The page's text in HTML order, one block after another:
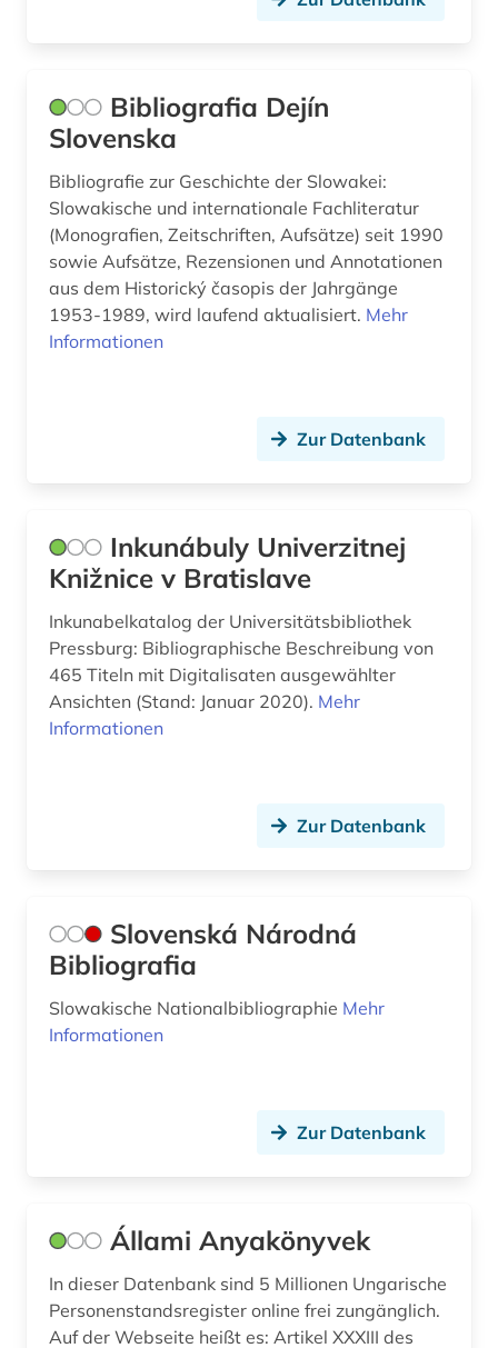
Bibliografia Dejín
Slovenska
Bibliografie zur Geschichte der Slowakei:
Slowakische und internationale Fachliteratur
(Monografien, Zeitschriften, Aufsätze) seit 1990
sowie Aufsätze, Rezensionen und Annotationen
aus dem Historický časopis der Jahrgänge
1953-1989, wird laufend aktualisiert. Mehr
Informationen
Zur Datenbank
Inkunábuly Univerzitnej
Knižnice v Bratislave
Inkunabelkatalog der Universitätsbibliothek
Pressburg: Bibliographische Beschreibung von
465 Titeln mit Digitalisaten ausgewählter
Ansichten (Stand: Januar 2020). Mehr
Informationen
Zur Datenbank
Slovenská Národná
Bibliografia
Slowakische Nationalbibliographie Mehr
Informationen
Zur Datenbank
Állami Anyakönyvek
In dieser Datenbank sind 5 Millionen Ungarische
Personenstandsregister online frei zungänglich.
Auf der Webseite heißt es: Artikel XXXIII des